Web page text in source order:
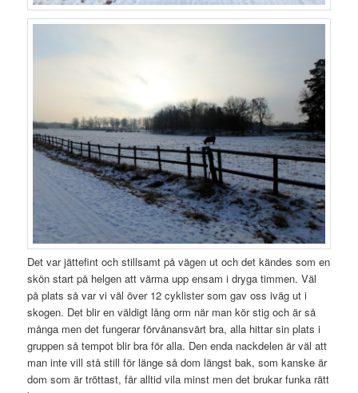
Det var jättefint och stillsamt på vägen ut och det kändes som en
skön start på helgen att värma upp ensam i dryga timmen. Väl
på plats så var vi väl över 12 cyklister som gav oss iväg ut i
skogen. Det blir en väldigt lång orm när man kör stig och är så
många men det fungerar förvånansvärt bra, alla hittar sin plats i
gruppen så tempot blir bra för alla. Den enda nackdelen är väl att
man inte vill stå still för länge så dom längst bak, som kanske är
dom som är tröttast, får alltid vila minst men det brukar funka rätt